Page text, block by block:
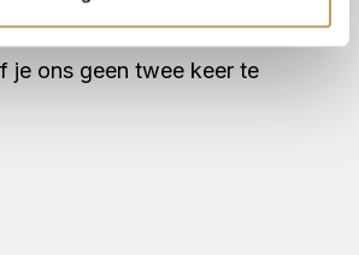
houtskeletbouw goede isolatie.
je ons geen twee keer te